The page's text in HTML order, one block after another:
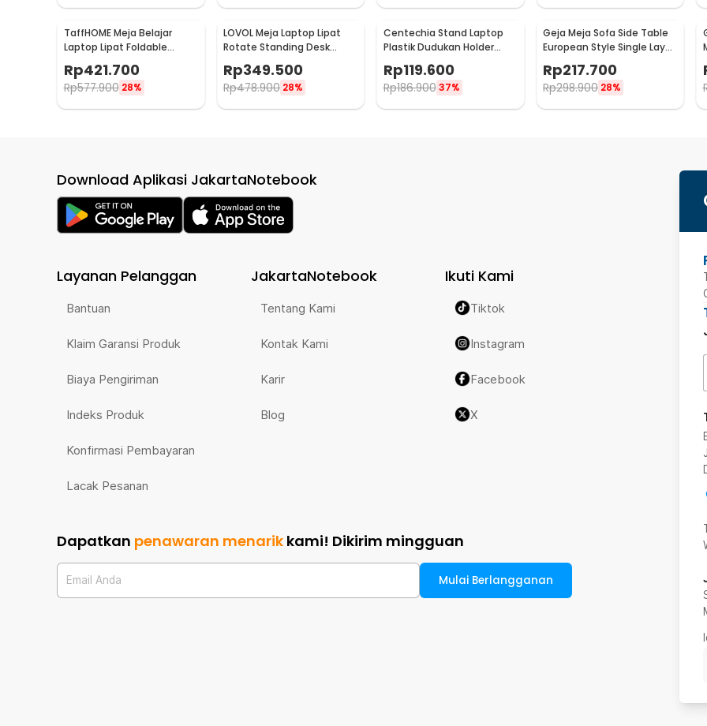
TaffHOME Meja Belajar
Laptop Lipat Foldable
Rp421.700
Rp577.900 28%
LOVOL Meja Laptop Lipat
Rotate Standing Desk
Telescopic for Bed - C02Y
Rp349.500
Rp478.900 28%
Centechia Stand Laptop
Plastik Dudukan Holder
Foldable Cooling Fan -
CT1310
Rp119.600
Rp186.900 37%
Geja Meja Sofa Side Table
European Style Single Layer
Rp217.700
Rp298.900 28%
Download Aplikasi JakartaNotebook
Layanan Pelanggan
Bantuan
Klaim Garansi Produk
Biaya Pengiriman
Indeks Produk
Konfirmasi Pembayaran
Lacak Pesanan
JakartaNotebook
Tentang Kami
Kontak Kami
Karir
Blog
Ikuti Kami
Tiktok
Instagram
Facebook
X
Dapatkan penawaran menarik kami! Dikirim mingguan
Email Anda Mulai Berlangganan